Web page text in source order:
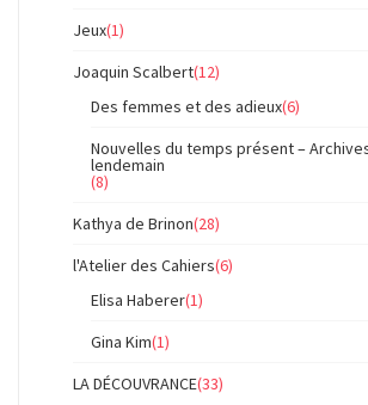
Jeux(1)
Joaquin Scalbert(12)
Des femmes et des adieux(6)
Nouvelles du temps présent –
lendemain
(8)
Kathya de Brinon(28)
l'Atelier des Cahiers(6)
Elisa Haberer(1)
Gina Kim(1)
LA DÉCOUVRANCE(33)